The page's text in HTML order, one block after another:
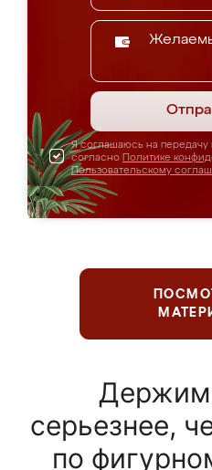
Я соглашаюсь на передачу
согласно Политике
Пользовательскому
Держим
серьезнее,
по